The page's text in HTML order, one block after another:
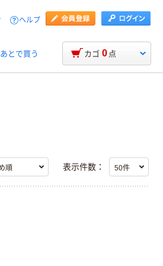
ヘルプ
あとで買う カゴ 0 点
表示件数：